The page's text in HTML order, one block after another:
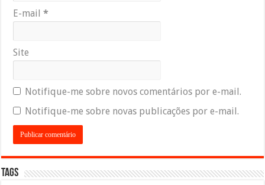
E-mail*
Site
Notifique-me sobre novos comentários por e-mail.
Notifique-me sobre novas publicações por e-mail.
Tags